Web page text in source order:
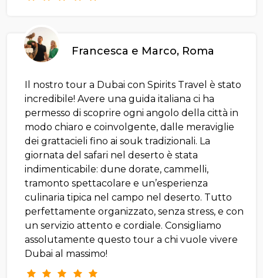
Francesca e Marco, Roma
Il nostro tour a Dubai con Spirits Travel è stato
incredibile! Avere una guida italiana ci ha
permesso di scoprire ogni angolo della città in
modo chiaro e coinvolgente, dalle meraviglie
dei grattacieli fino ai souk tradizionali. La
giornata del safari nel deserto è stata
indimenticabile: dune dorate, cammelli,
tramonto spettacolare e un’esperienza
culinaria tipica nel campo nel deserto. Tutto
perfettamente organizzato, senza stress, e con
un servizio attento e cordiale. Consigliamo
assolutamente questo tour a chi vuole vivere
Dubai al massimo!